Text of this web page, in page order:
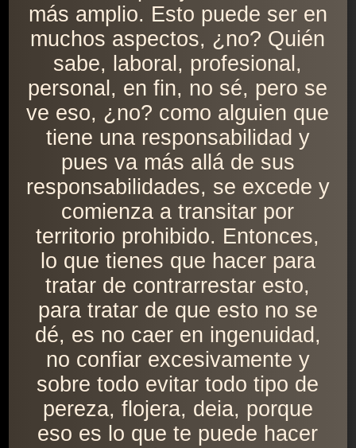
más amplio. Esto puede ser en
muchos aspectos, ¿no? Quién
sabe, laboral, profesional,
personal, en fin, no sé, pero se
ve eso, ¿no? como alguien que
tiene una responsabilidad y
pues va más allá de sus
responsabilidades, se excede y
comienza a transitar por
territorio prohibido. Entonces,
lo que tienes que hacer para
tratar de contrarrestar esto,
para tratar de que esto no se
dé, es no caer en ingenuidad,
no confiar excesivamente y
sobre todo evitar todo tipo de
pereza, flojera, deia, porque
eso es lo que te puede hacer